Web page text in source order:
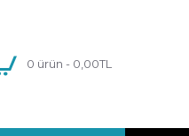
0 ürün - 0,00TL